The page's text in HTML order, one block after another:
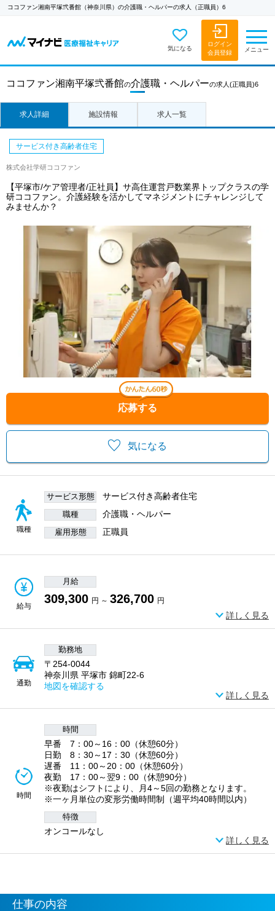
ココファン湘南平塚弐番館（神奈川県）の介護職・ヘルパーの求人（正職員）6
気になる
ログイン
会員登録
メニュー
ココファン湘南平塚弐番館の介護職・ヘルパーの求人 (正職員)6
求人詳細 施設情報 求人一覧
気になる
応募する
サービス付き高齢者住宅
株式会社学研ココファン
【平塚市/ケア管理者/正社員】サ高住運営戸数業界トップクラスの学
研ココファン。介護経験を活かしてマネジメントにチャレンジして
みませんか？
職種
サービス形態 サービス付き高齢者住宅
職種 介護職・ヘルパー
雇用形態 正職員
給与
月給
309,300 円 ～ 326,700 円
詳しく見る
通勤
勤務地
〒254-0044
神奈川県 平塚市 錦町22-6
地図を確認する
詳しく見る
時間
時間
早番 7：00～16：00（休憩60分）
日勤 8：30～17：30（休憩60分）
遅番 11：00～20：00（休憩60分）
夜勤 17：00～翌9：00（休憩90分）
※夜勤はシフトにより、月4～5回の勤務となります。
※一ヶ月単位の変形労働時間制（週平均40時間以内）
特徴
オンコールなし
詳しく見る
仕事の内容